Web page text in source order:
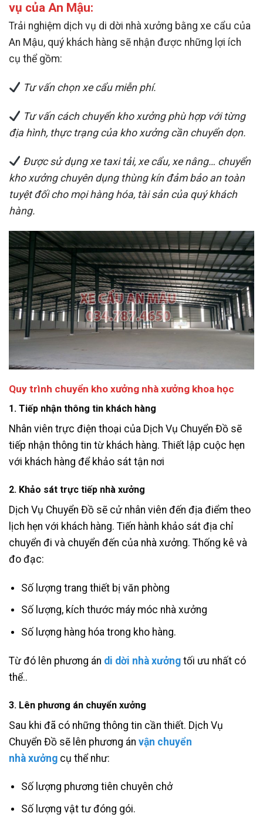
vụ của An Mậu:
Trải nghiệm dịch vụ di dời nhà xưởng bằng xe cẩu của
An Mậu, quý khách hàng sẽ nhận được những lợi ích
cụ thể gồm:
Tư vấn chọn xe cẩu miễn phí.
Tư vấn cách chuyển kho xưởng phù hợp với từng
địa hình, thực trạng của kho xưởng cần chuyển dọn.
Được sử dụng xe taxi tải, xe cẩu, xe nâng… chuyển
kho xưởng chuyên dụng thùng kín đảm bảo an toàn
tuyệt đối cho mọi hàng hóa, tài sản của quý khách
hàng.
Quy trình chuyển kho xưởng nhà xưởng khoa học
1. Tiếp nhận thông tin khách hàng
Nhân viên trực điện thoại của Dịch Vụ Chuyển Đồ sẽ
tiếp nhận thông tin từ khách hàng. Thiết lập cuộc hẹn
với khách hàng để khảo sát tận nơi
2. Khảo sát trực tiếp nhà xưởng
Dịch Vụ Chuyển Đồ sẽ cử nhân viên đến địa điểm theo
lịch hẹn với khách hàng. Tiến hành khảo sát địa chỉ
chuyển đi và chuyển đến của nhà xưởng. Thống kê và
đo đạc:
Số lượng trang thiết bị văn phòng
Số lượng, kích thước máy móc nhà xưởng
Số lượng hàng hóa trong kho hàng.
Từ đó lên phương án di dời nhà xưởng tối ưu nhất có
thể..
3. Lên phương án chuyển xưởng
Sau khi đã có những thông tin cần thiết. Dịch Vụ
Chuyển Đồ sẽ lên phương án vận chuyển
nhà xưởng cụ thể như:
Số lượng phương tiên chuyên chở
Số lượng vật tư đóng gói.